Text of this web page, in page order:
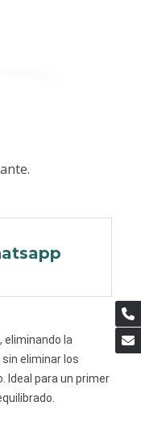
eliminando la
eliminar los
Ideal para un primer